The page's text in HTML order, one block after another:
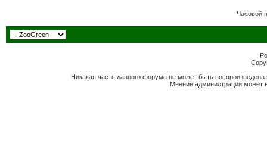
Часовой
Никакая часть данного форума не может быть
Мнение администрации может